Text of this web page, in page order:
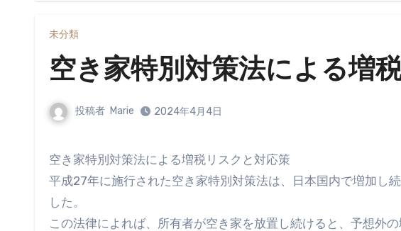
未分類
空き家特別対策法による増
投稿者 Marie 2024年4月4日
空き家特別対策法による増税リスクと対応策
平成27年に施行された空き家特別対策法は、日本国内で増加し
した。
この法律によれば、所有者が空き家を放置し続けると、予想外